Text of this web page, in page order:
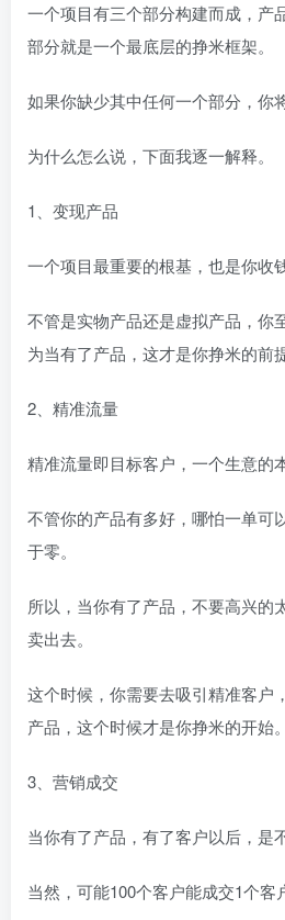
一个项目有三个部分构建而成，产
部分就是一个最底层的挣米框架。
如果你缺少其中任何一个部分，你
为什么怎么说，下面我逐一解释。
1、变现产品
一个项目最重要的根基，也是你收
不管是实物产品还是虚拟产品，你
为当有了产品，这才是你挣米的前提
2、精准流量
精准流量即目标客户，一个生意的
不管你的产品有多好，哪怕一单可
于零。
所以，当你有了产品，不要高兴的
卖出去。
这个时候，你需要去吸引精准客户
产品，这个时候才是你挣米的开始。
3、营销成交
当你有了产品，有了客户以后，是
当然，可能100个客户能成交1个客